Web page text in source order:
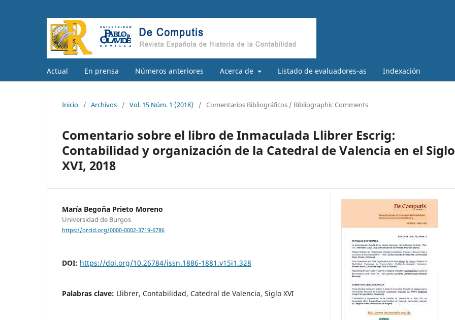
Actual En prensa Números anteriores Acerca de Listado de evaluadores-as Indexación
Inicio / Archivos / Vol. 15 Núm. 1 (2018) / Comentarios Bibliográficos / Bibliographic Comments
Comentario sobre el libro de Inmaculada Llibrer Escrig:
Contabilidad y organización de la Catedral de Valencia en el Siglo
XVI, 2018
María Begoña Prieto Moreno
Universidad de Burgos
https://orcid.org/0000-0002-3719-6786
DOI: https://doi.org/10.26784/issn.1886-1881.v15i1.328
Palabras clave: Llibrer, Contabilidad, Catedral de Valencia, Siglo XVI